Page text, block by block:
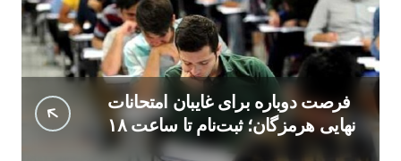
فرصت دوباره برای غایبان امتحانات
نهایی هرمزگان؛ ثبت‌نام تا ساعت ۱۸
امروز